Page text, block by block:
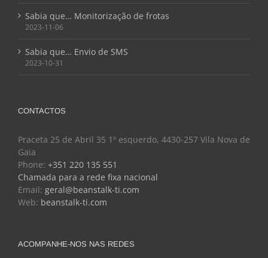
Sabia que… Monitorização de frotas
2023-11-06
Sabia que… Envio de SMS
2023-10-31
CONTACTOS
Praceta 25 de Abril 35 1º esquerdo, 4430-257 Vila Nova de
Gaia
Phone: +351 220 135 551
Chamada para a rede fixa nacional
Email: geral@beanstalk-ti.com
Web: beanstalk-ti.com
ACOMPANHE-NOS NAS REDES